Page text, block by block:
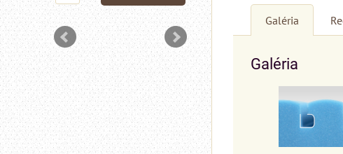
Galéria
Galéria
DO KOŠÍKA